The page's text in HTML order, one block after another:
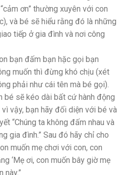
ơn” thường xuyên với con
và bé sẽ hiểu rằng đó là những
tiếp ở gia đình và nơi công
bạn đấm bạn hặc gọi bạn
muốn thì đừng khó chịu (xét
phải như cái tên mà bé gọi).
bé sẽ kéo dài bất cứ hành động
vậy, bạn hãy đối diện với bé và
“Chúng ta không đấm nhau và
gia đình.” Sau đó hãy chỉ cho
muốn mẹ chơi với con, con
‘Mẹ ơi, con muốn bây giờ mẹ
này.”